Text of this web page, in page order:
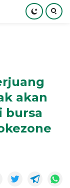
akan
bursa